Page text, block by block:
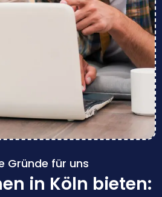
Gründe für uns
in Köln bieten: